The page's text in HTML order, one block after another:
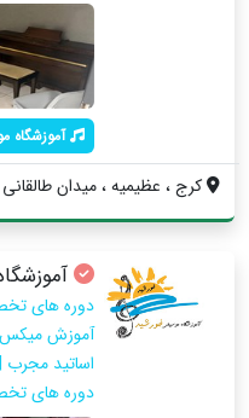
آموزشگاه
کرج ، عظیمیه ، میدان
دوره های
آموزش
اساتید مجرب
دوره های